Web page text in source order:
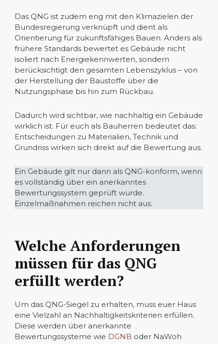
Das QNG ist zudem eng mit den Klimazielen der
Bundesregierung verknüpft und dient als
Orientierung für zukunftsfähiges Bauen. Anders als
frühere Standards bewertet es Gebäude nicht
isoliert nach Energiekennwerten, sondern
berücksichtigt den gesamten Lebenszyklus – von
der Herstellung der Baustoffe über die
Nutzungsphase bis hin zum Rückbau.
Dadurch wird sichtbar, wie nachhaltig ein Gebäude
wirklich ist. Für euch als Bauherren bedeutet das:
Entscheidungen zu Materialien, Technik und
Grundriss wirken sich direkt auf die Bewertung aus.
Ein Gebäude gilt nur dann als QNG-konform, wenn
es vollständig über ein anerkanntes
Bewertungssystem geprüft wurde.
Einzelmaßnahmen reichen nicht aus.
Welche Anforderungen
müssen für das QNG
erfüllt werden?
Um das QNG-Siegel zu erhalten, muss euer Haus
eine Vielzahl an Nachhaltigkeitskriterien erfüllen.
Diese werden über anerkannte
Bewertungssysteme wie DGNB oder NaWoh